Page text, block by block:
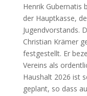
Henrik Gubernatis
der Hauptkasse,
Jugendvorstands.
Christian Krämer
festgestellt. Er
Vereins als
Haushalt 2026 ist
geplant, so dass